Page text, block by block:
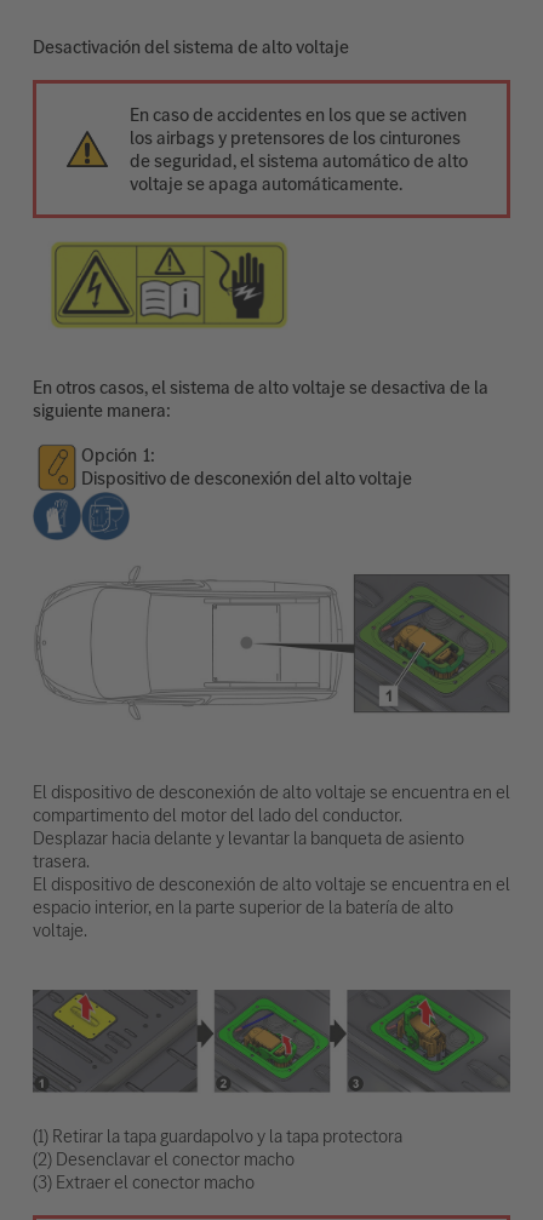
Desactivación del sistema de alto voltaje
En caso de accidentes en los que se activen
los airbags y pretensores de los cinturones
de seguridad, el sistema automático de alto
voltaje se apaga automáticamente.
En otros casos, el sistema de alto voltaje se desactiva de la
siguiente manera:
Opción
Dispositivo de desconexión del alto voltaje
El dispositivo de desconexión de alto voltaje se encuentra en el
compartimento del motor del lado del conductor.
Desplazar hacia delante y levantar la banqueta de asiento
trasera.
El dispositivo de desconexión de alto voltaje se encuentra en el
espacio interior, en la parte superior de la batería de alto
voltaje.
(1) Retirar la tapa guardapolvo y la tapa protectora
(2) Desenclavar el conector macho
(3) Extraer el conector macho